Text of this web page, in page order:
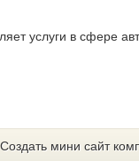
услуги в сфере
Создать мини сайт